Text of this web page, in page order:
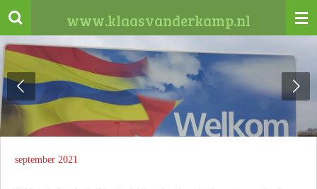
Ga
naar
hoofdinhoud
www.klaasvanderkamp.nl
september 2021